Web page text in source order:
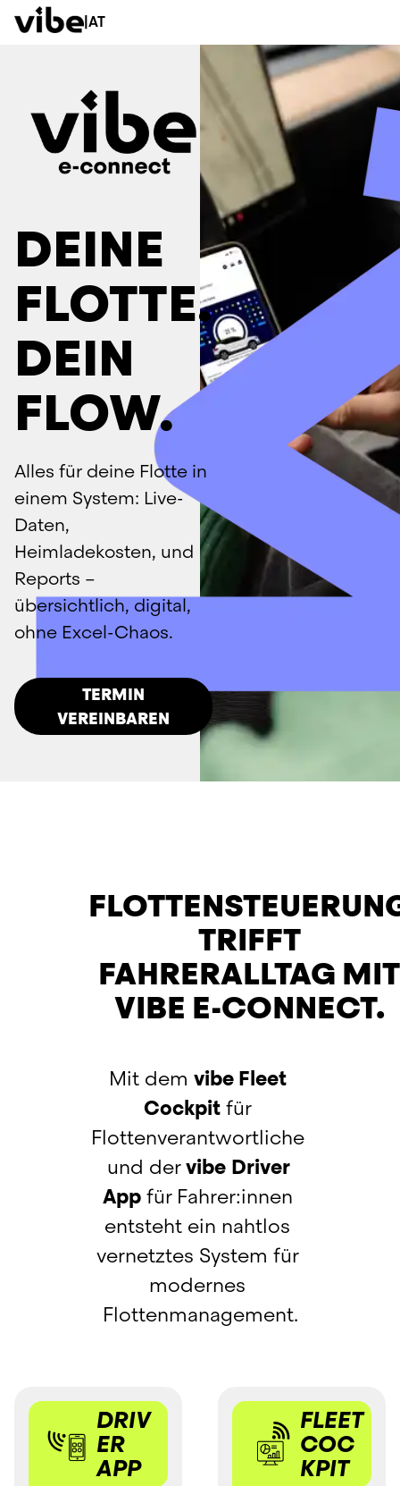
| AT
DEINE
FLOTTE.
DEIN
FLOW.
Alles für deine Flotte in
einem System: Live-
Daten,
Heimladekosten, und
Reports –
übersichtlich, digital,
ohne Excel-Chaos.
TERMIN
VEREINBAREN
TRIFFT
FAHRERALLTAG MIT
VIBE E-CONNECT.
Mit dem vibe Fleet
Cockpit für
Flottenverantwortliche
und der vibe Driver
App für Fahrer:innen
entsteht ein nahtlos
vernetztes System für
modernes
Flottenmanagement.
DRIV
ER
APP
FLEET
COC
KPIT